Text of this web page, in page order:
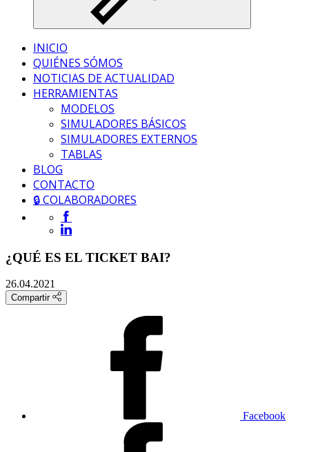
INICIO
QUIÉNES SÓMOS
NOTICIAS DE ACTUALIDAD
HERRAMIENTAS
MODELOS
SIMULADORES BÁSICOS
SIMULADORES EXTERNOS
TABLAS
BLOG
CONTACTO
🔒 COLABORADORES
¿QUÉ ES EL TICKET BAI?
26.04.2021
Compartir
Facebook